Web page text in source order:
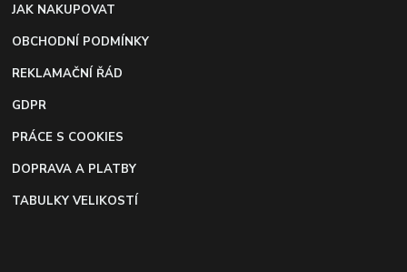
JAK NAKUPOVAT
OBCHODNÍ PODMÍNKY
REKLAMAČNÍ ŘÁD
GDPR
PRÁCE S COOKIES
DOPRAVA A PLATBY
TABULKY VELIKOSTÍ